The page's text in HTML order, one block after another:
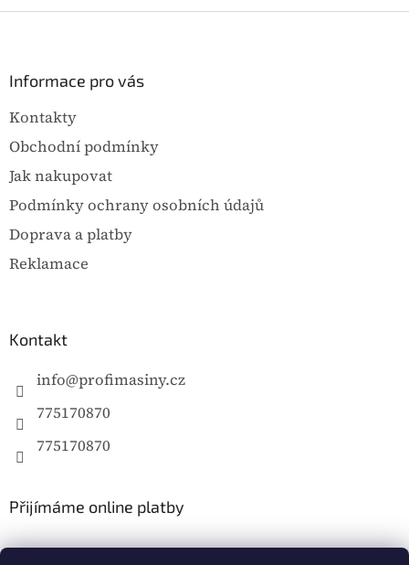
Informace pro vás
Kontakty
Obchodní podmínky
Jak nakupovat
Podmínky ochrany osobních údajů
Doprava a platby
Reklamace
Kontakt
info@profimasiny.cz
775170870
775170870
Přijímáme online platby